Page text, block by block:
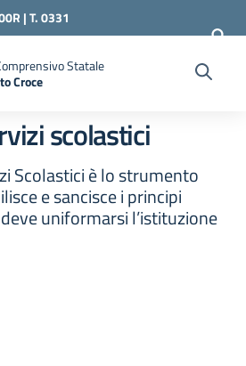
| T. 0331
Statale
Croce
scolastici
Scolastici è lo strumento
e sancisce i principi
uniformarsi l’istituzione